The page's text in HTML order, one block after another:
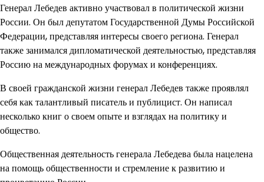
Генерал Лебедев активно участвовал в политической жизни
России. Он был депутатом Государственной Думы Российской
Федерации, представляя интересы своего региона. Генерал
также занимался дипломатической деятельностью, представляя
Россию на международных форумах и конференциях.
В своей гражданской жизни генерал Лебедев также проявлял
себя как талантливый писатель и публицист. Он написал
несколько книг о своем опыте и взглядах на политику и
общество.
Общественная деятельность генерала Лебедева была нацелена
на помощь общественности и стремление к развитию и